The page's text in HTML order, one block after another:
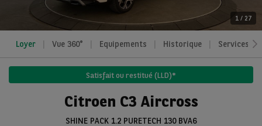
1 / 27
Loyer Vue 360° Equipements Historique Services
Satisfait ou restitué (LLD)*
Citroen C3 Aircross
SHINE PACK 1.2 PURETECH 130 BVA6